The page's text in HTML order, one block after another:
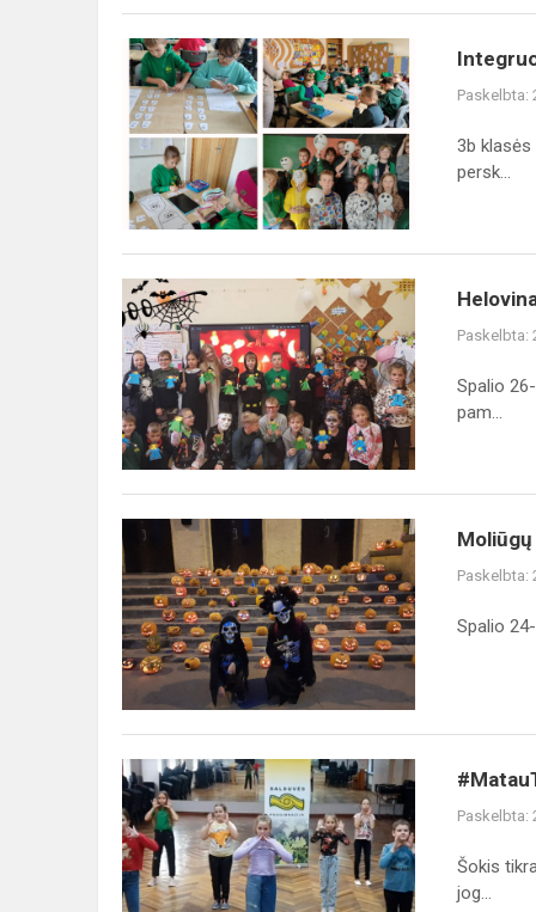
Paskelbta:
3b klasės
persk...
Paskelbta:
Spalio
pam...
Moliūgų
Paskelbta:
Spalio
Paskelbta:
Šokis
jog...